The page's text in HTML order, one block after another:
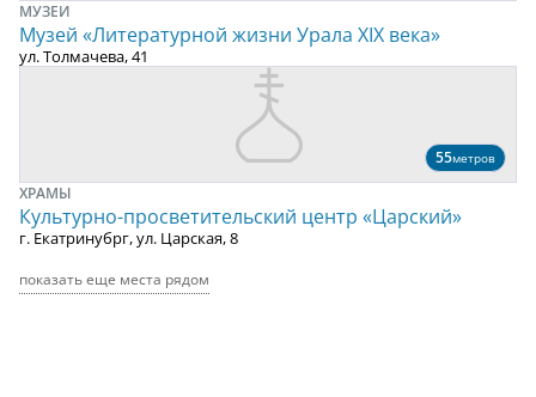
МУЗЕИ
Музей «Литературной жизни Урала ХIХ века»
ул. Толмачева, 41
55метров
ХРАМЫ
Культурно-просветительский центр «Царский»
г. Екатринубрг, ул. Царская, 8
показать еще места рядом